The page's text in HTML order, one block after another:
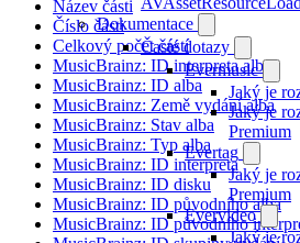
Dokumentace
Časté dotazy
Evermusic
Jaký je
Jaký je
Premium
Evertag
Jaký je
Premium
Evervideo
Jaký je
Název části
Číslo části
Celkový počet částí
MusicBrainz: ID interpreta alba
MusicBrainz: ID alba
MusicBrainz: Země vydání alba
MusicBrainz: Stav alba
MusicBrainz: Typ alba
MusicBrainz: ID interpreta
MusicBrainz: ID disku
MusicBrainz: ID původního alba
MusicBrainz: ID původního